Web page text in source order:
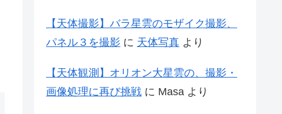
【天体撮影】バラ星雲のモザイク撮影、
パネル３を撮影 に 天体写真 より
【天体観測】オリオン大星雲の、撮影・
画像処理に再び挑戦 に Masa より